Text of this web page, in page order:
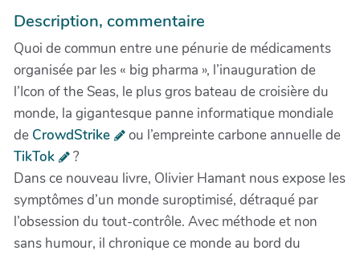
Description, commentaire
Quoi de commun entre une pénurie de médicaments
organisée par les « big pharma », l’inauguration de
l’Icon of the Seas, le plus gros bateau de croisière du
monde, la gigantesque panne informatique mondiale
de CrowdStrike
ou l’empreinte carbone annuelle de
TikTok
?
Dans ce nouveau livre, Olivier Hamant nous expose les
symptômes d’un monde suroptimisé, détraqué par
l’obsession du tout-contrôle. Avec méthode et non
sans humour, il chronique ce monde au bord du